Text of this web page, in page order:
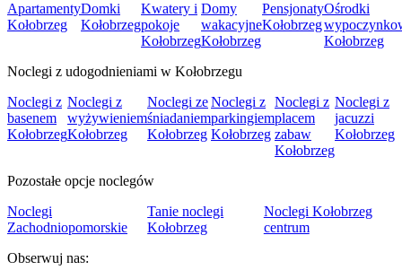
Apartamenty
Kołobrzeg
Domki
Kołobrzeg
Kwatery i
pokoje
Kołobrzeg
Domy
wakacyjne
Kołobrzeg
Pensjonaty
Kołobrzeg
Ośrodki
Kołobrzeg
Noclegi z udogodnieniami w Kołobrzegu
Noclegi z
basenem
Kołobrzeg
Noclegi z
wyżywieniem
Kołobrzeg
Noclegi ze
śniadaniem
Kołobrzeg
Noclegi z
parkingiem
Kołobrzeg
Noclegi z
placem
zabaw
Kołobrzeg
Noclegi z
jacuzzi
Kołobrzeg
Pozostałe opcje noclegów
Noclegi
Zachodniopomorskie
Tanie noclegi
Kołobrzeg
Noclegi Kołobrzeg
centrum
Obserwuj nas: